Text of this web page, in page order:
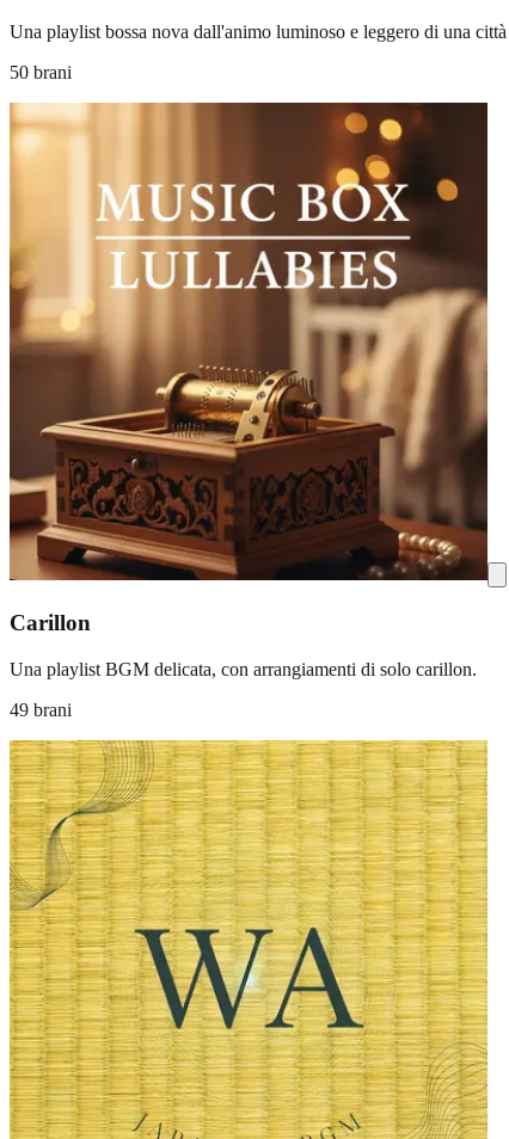
Una playlist bossa nova dall'animo luminoso e leggero di una città
50 brani
Carillon
Una playlist BGM delicata, con arrangiamenti di solo carillon.
49 brani